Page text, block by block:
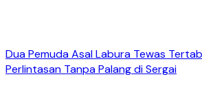
Dua Pemuda Asal Labura Tewas
Perlintasan Tanpa Palang di Sergai